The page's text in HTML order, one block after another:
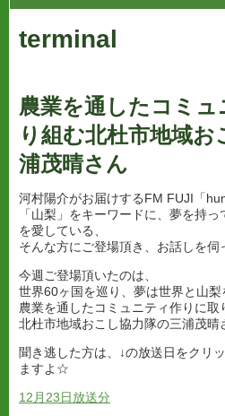
terminal
農業を通したコミ
り組む北杜市地域
浦茂晴さん
河村陽介がお届けするFM FUJI「
「山梨」をキーワードに、夢を持
を愛している、
そんな方にご登場頂き、お話しを伺
今週ご登場頂いたのは、
世界60ヶ国を巡り、夢は世界と山梨
農業を通したコミュニティ作りに取
北杜市地域おこし協力隊の三浦茂
聞き逃した方は、↓の放送日をクリ
ますよ☆
12月23日放送分